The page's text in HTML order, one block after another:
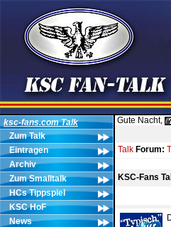
ksc-fans.com Talk
Zum Talk
Eintragen
Archiv
Zum Smalltalk
HCs Tippspiel
KSC HoF
News
Gute Nacht,
Talk Forum:
KSC-Fans